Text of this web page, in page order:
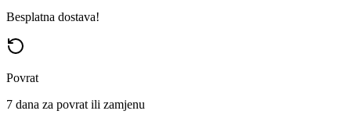
Besplatna dostava!
Povrat
7 dana za povrat ili zamjenu